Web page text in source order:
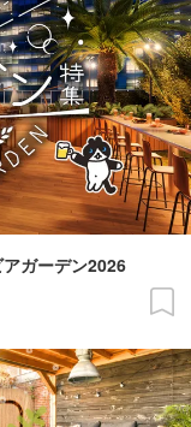
アガーデン2026